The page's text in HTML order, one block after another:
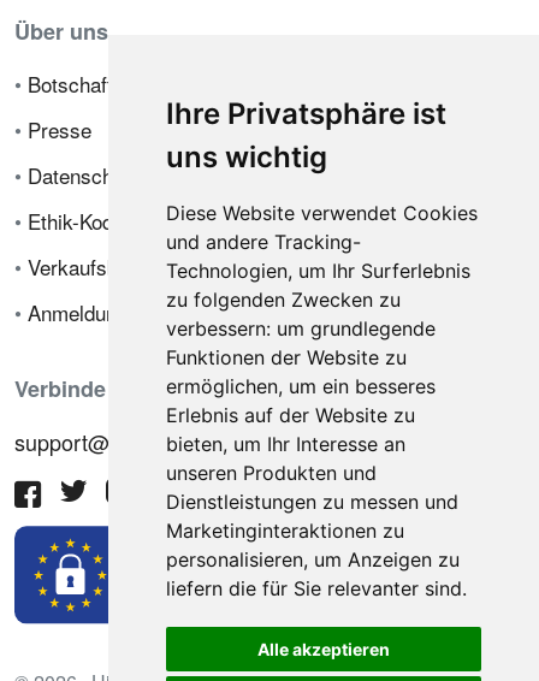
Ihre Privatsphäre ist
uns wichtig
Diese Website verwendet Cookies
und andere Tracking-
Technologien, um Ihr Surferlebnis
zu folgenden Zwecken zu
verbessern: um grundlegende
Funktionen der Website zu
ermöglichen, um ein besseres
Erlebnis auf der Website zu
bieten, um Ihr Interesse an
unseren Produkten und
Dienstleistungen zu messen und
Marketinginteraktionen zu
personalisieren, um Anzeigen zu
liefern die für Sie relevanter sind.
Alle akzeptieren
Über uns
• Botschafterprogramm
• Presse
• Datenschutzrichtlinie
• Ethik-Kodex
• Verkaufsbedingungen
• Anmeldung
Verbinde dich mit uns
support@hiringnotes.com